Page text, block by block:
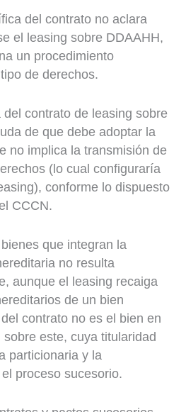
del contrato no aclara
el leasing sobre DDAAHH,
un procedimiento
de derechos.
contrato de leasing sobre
de que debe adoptar la
no implica la transmisión de
(lo cual configuraría
conforme lo dispuesto
CCCN.
que integran la
no resulta
aunque el leasing recaiga
de un bien
contrato no es el bien en
este, cuya titularidad
particionaria y la
proceso sucesorio.